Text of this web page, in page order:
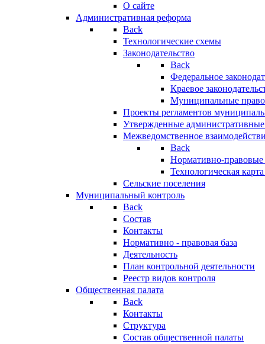
О сайте
Административная реформа
Back
Технологические схемы
Законодательство
Back
Федеральное
Краевое
Муниципальные
Проекты регламентов
Утвержденные
Межведомственное
Back
Нормативно-правовые
Технологическая
Сельские поселения
Муниципальный контроль
Back
Состав
Контакты
Нормативно - правовая база
Деятельность
План контрольной деятельности
Реестр видов контроля
Общественная палата
Back
Контакты
Структура
Состав общественной палаты